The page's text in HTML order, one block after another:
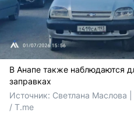
В Анапе также наблюдаются
заправках
Источник: Светлана Маслова
/ T.me